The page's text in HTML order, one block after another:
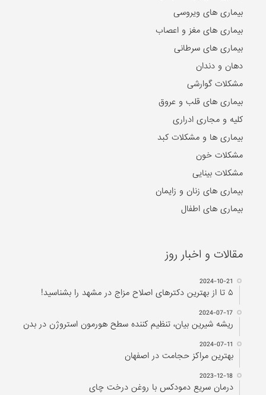
بیماری های ویروسی
بیماری های مغز و اعصاب
بیماری های سرطانی
دهان و دندان
مشکلات گوارشی
بیماری های قلب و عروق
کلیه و مجاری ادراری
بیماری ها و مشکلات کبد
مشکلات خون
مشکلات بینایی
بیماری های زنان و زایمان
بیماری های اطفال
مقالات و اخبار روز
2024-10-21
۵ تا از بهترین دکتر‌های اصلاح مزاج در مشهد را بشناسید!
2024-07-17
ریشه شیرین بیان، تنظیم کننده سطح هورمون استروژن در بدن
2024-07-11
بهترین مراکز حجامت در اصفهان
2023-12-18
درمان سریع دمودکس با روغن درخت چای